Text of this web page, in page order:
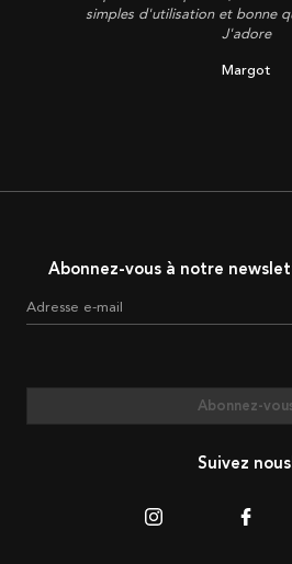
simples d'utilisation et bonne
J'adore
Margot
Abonnez-vous à notre
Adresse e-mail
Abonnez-
Suivez